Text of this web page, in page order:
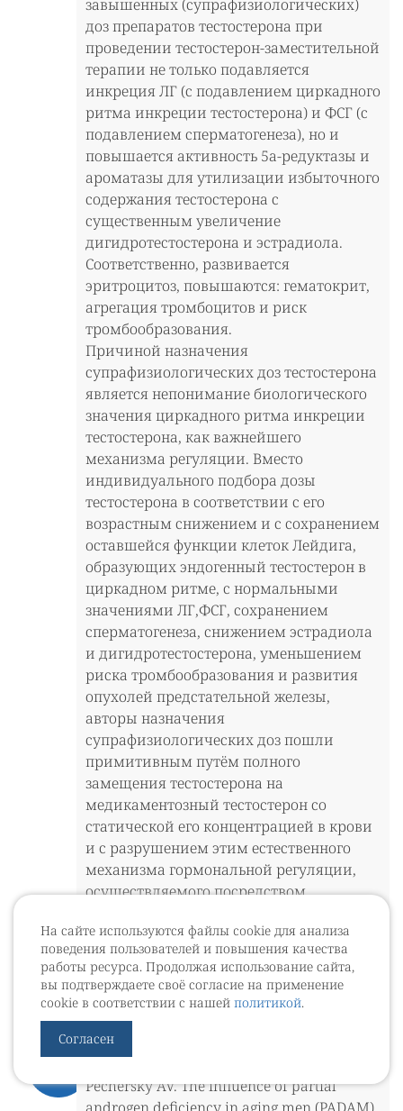
На сайте используются файлы cookie для анализа
поведения пользователей и повышения качества
работы ресурса. Продолжая использование сайта,
вы подтверждаете своё согласие на применение
cookie в соответствии с нашей политикой.
Согласен
завышенных (супрафизиологических)
доз препаратов тестостерона при
проведении тестостерон-заместительной
терапии не только подавляется
инкреция ЛГ (с подавлением циркадного
ритма инкреции тестостерона) и ФСГ (с
подавлением сперматогенеза), но и
повышается активность 5а-редуктазы и
ароматазы для утилизации избыточного
содержания тестостерона с
существенным увеличение
дигидротестостерона и эстрадиола.
Соответственно, развивается
эритроцитоз, повышаются: гематокрит,
агрегация тромбоцитов и риск
тромбообразования.
Причиной назначения
супрафизиологических доз тестостерона
является непонимание биологического
значения циркадного ритма инкреции
тестостерона, как важнейшего
механизма регуляции. Вместо
индивидуального подбора дозы
тестостерона в соответствии с его
возрастным снижением и с сохранением
оставшейся функции клеток Лейдига,
образующих эндогенный тестостерон в
циркадном ритме, с нормальными
значениями ЛГ,ФСГ, сохранением
сперматогенеза, снижением эстрадиола
и дигидротестостерона, уменьшением
риска тромбообразования и развития
опухолей предстательной железы,
авторы назначения
супрафизиологических доз пошли
примитивным путём полного
замещения тестостерона на
медикаментозный тестостерон со
статической его концентрацией в крови
и с разрушением этим естественного
механизма гормональной регуляции,
осуществляемого посредством
Литература:
Pechersky AV, Semiglazov VF, Loran OB,
Karpishenko AI, Pechersky VI, Mazurov VI.
The influence of partial androgen deficiency
(PADAM) on the impulse regime of incretion
of several hormones and mitotic activity.
Pechersky AV. The influence of partial